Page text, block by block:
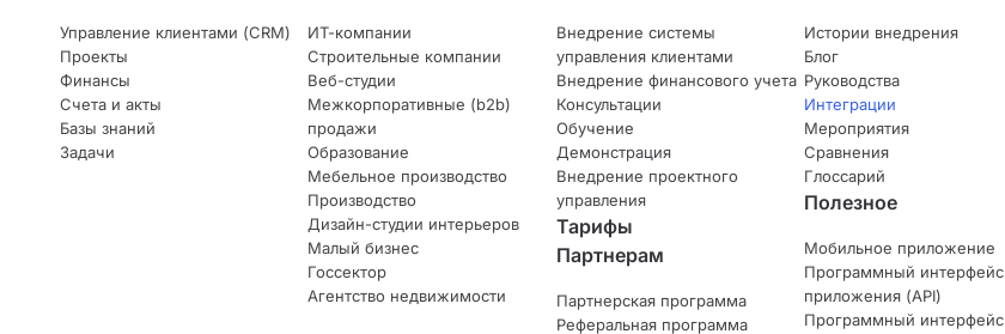
Управление клиентами (CRM)
Проекты
Финансы
Счета и акты
Базы знаний
Задачи
ИТ-компании
Строительные компании
Веб-студии
Межкорпоративные (b2b)
продажи
Образование
Мебельное производство
Производство
Дизайн-студии интерьеров
Малый бизнес
Госсектор
Агентство недвижимости
Внедрение системы
управления клиентами
Внедрение финансового учета
Консультации
Обучение
Демонстрация
Внедрение проектного
управления
Тарифы
Партнерам
Партнерская программа
Реферальная программа
Истории внедрения
Блог
Руководства
Интеграции
Мероприятия
Сравнения
Глоссарий
Полезное
Мобильное приложение
Программный интерфейс
приложения (API)
Программный интерфейс